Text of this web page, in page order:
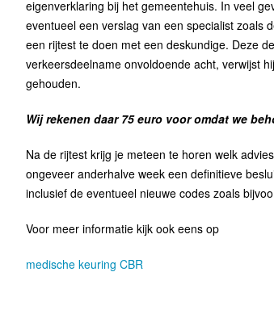
eigenverklaring bij het gemeentehuis. In veel
eventueel een verslag van een specialist zoals
een rijtest te doen met een deskundige. Deze
verkeersdeelname onvoldoende acht, verwijst
gehouden.
Wij rekenen daar 75 euro voor omdat we
Na de rijtest krijg je meteen te horen welk
ongeveer anderhalve week een definitieve
inclusief de eventueel nieuwe codes zoals
Voor meer informatie kijk ook eens op
medische keuring CBR